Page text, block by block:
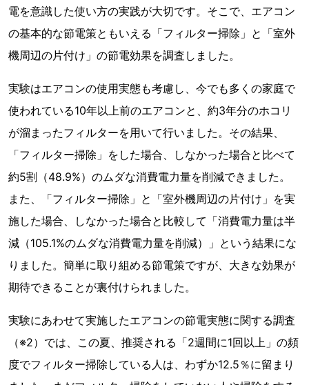
電を意識した使い方の実践が大切です。そこで、エアコン
の基本的な節電策ともいえる「フィルター掃除」と「室外
機周辺の片付け」の節電効果を調査しました。
実験はエアコンの使用実態も考慮し、今でも多くの家庭で
使われている10年以上前のエアコンと、約3年分のホコリ
が溜まったフィルターを用いて行いました。その結果、
「フィルター掃除」をした場合、しなかった場合と比べて
約5割（48.9%）のムダな消費電力量を削減できました。
また、「フィルター掃除」と「室外機周辺の片付け」を実
施した場合、しなかった場合と比較して「消費電力量は半
減（105.1%のムダな消費電力量を削減）」という結果にな
りました。簡単に取り組める節電策ですが、大きな効果が
期待できることが裏付けられました。
実験にあわせて実施したエアコンの節電実態に関する調査
（※2）では、この夏、推奨される「2週間に1回以上」の頻
度でフィルター掃除している人は、わずか12.5％に留まり